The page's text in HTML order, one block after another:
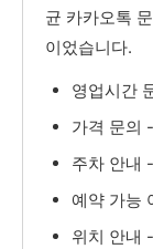
균 카카오톡
이었습니다.
영업시간
가격 문의
주차 안내
예약 가능
위치 안내